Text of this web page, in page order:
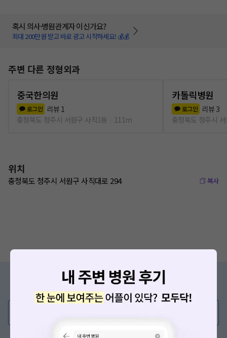
혹시 의사·병원관계자 이신가요?
최대 200만원 받고 바로 광고 시작하세요! 💰💰
주변 다른 정형외과
중국한의원
로그인 리뷰 1
충청북도 청주시 서원구 사직1동
111m
카톨릭병원
로그인 리뷰 3
충청북도 청주시
위치
충청북도 청주시 서원구 사직대로 294 복사
증상/치료, 궁금한 점이 있나요?
의사가 직접 답해드려요!
혹은, 의료상담 서비스에 다양한 게시글 보러가기